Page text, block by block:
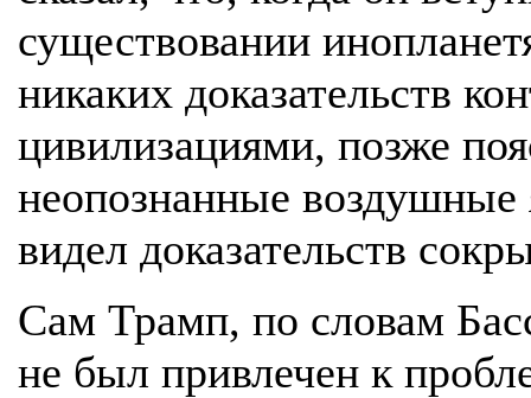
существовании
никаких доказательств
цивилизациями, позже
неопознанные воздушные
видел доказательств
Сам Трамп, по словам
не был привлечен к